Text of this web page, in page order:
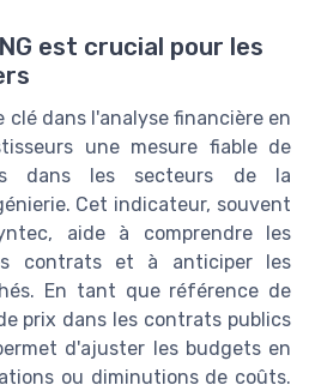
est crucial pour les
clé dans l'analyse financière en
une mesure fiable de
dans les secteurs de la
Cet indicateur, souvent
aide à comprendre les
contrats et à anticiper les
En tant que référence de
prix dans les contrats publics
d'ajuster les budgets en
ou diminutions de coûts.